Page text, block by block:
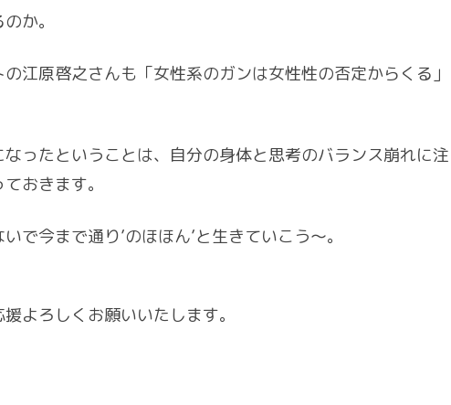
か。
江原啓之さんも「女性系のガンは女性性の否定からくる」
ったということは、自分の身体と思考のバランス崩れに注
おきます。
で今まで通り’のほほん’と生きていこう〜。
よろしくお願いいたします。